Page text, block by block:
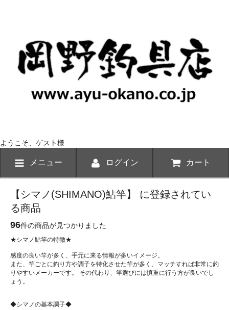
ようこそ、ゲスト様
メニュー ログイン カート
【シマノ(SHIMANO)鮎竿】 に登録されてい
る商品
96件の商品が見つかりました
★シマノ鮎竿の特徴★
感度の良い竿が多く、手元に来る情報が多いイメージ。
また、竿ごとに釣り方や調子を特化させた竿が多く、マッチすれば非常に釣
りやすいメーカーです。 その代わり、竿選びには慎重に行う方が良いでし
ょう。
◆シマノの基本調子◆